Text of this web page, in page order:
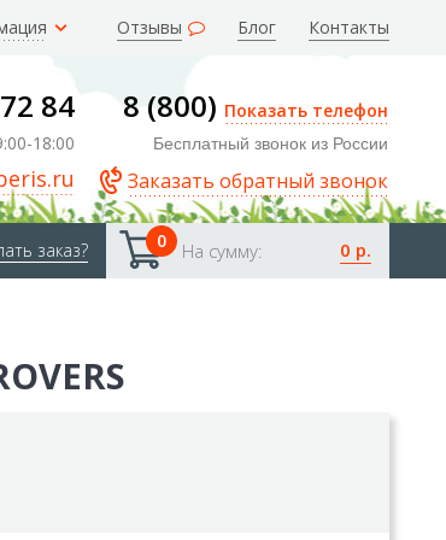
Отзывы Блог Контакты
84
18:00
8 (800) Показать телефон
Бесплатный звонок из России
Заказать обратный звонок
0 На сумму: 0 р.
заказ?